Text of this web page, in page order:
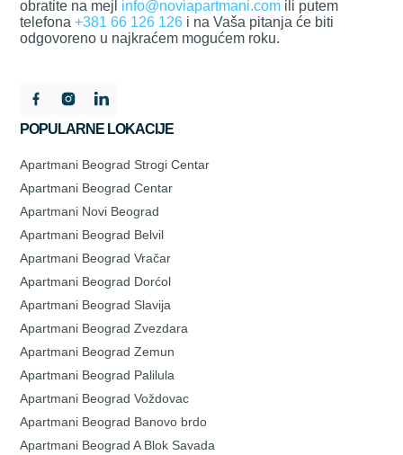
obratite na mejl info@noviapartmani.com ili putem
telefona+381 66 126 126 i na Vaša pitanja će biti
odgovoreno u najkraćem mogućem roku.
POPULARNE LOKACIJE
Apartmani Beograd Strogi Centar
Apartmani Beograd Centar
Apartmani Novi Beograd
Apartmani Beograd Belvil
Apartmani Beograd Vračar
Apartmani Beograd Dorćol
Apartmani Beograd Slavija
Apartmani Beograd Zvezdara
Apartmani Beograd Zemun
Apartmani Beograd Palilula
Apartmani Beograd Voždovac
Apartmani Beograd Banovo brdo
Apartmani Beograd A Blok Savada